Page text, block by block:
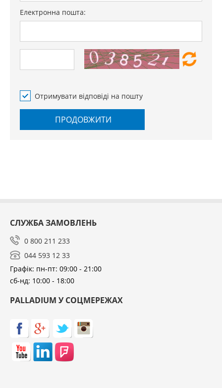
Електронна пошта:
Отримувати відповіді на пошту
ПРОДОВЖИТИ
СЛУЖБА ЗАМОВЛЕНЬ
0 800 211 233
044 593 12 33
Графік: пн-пт: 09:00 - 21:00
сб-нд: 10:00 - 18:00
PALLADIUM У СОЦМЕРЕЖАХ